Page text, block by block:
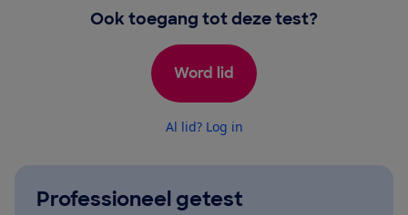
Ook toegang tot deze test?
Word lid
Al lid? Log in
Professioneel getest